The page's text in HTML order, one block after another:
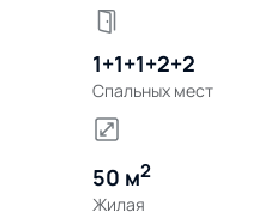
1+1+1+2+2
Спальных мест
50 м2
Жилая